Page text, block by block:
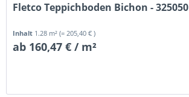
Fletco Teppichboden Bichon - 325050
Inhalt 1.28 m²(= 205,40 € )
ab 160,47 € / m²